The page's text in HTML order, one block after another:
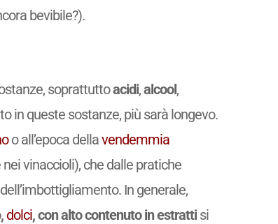
bevibile?).
soprattuttoacidi,alcool,
in queste sostanze, più sarà longevo.
o all’epoca dellavendemmia
vinaccioli), che dalle pratiche
In generale,
dolci, con alto contenuto in estrattisi